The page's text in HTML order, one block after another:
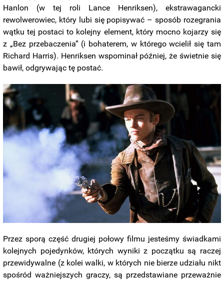
Hanlon (w tej roli Lance Henriksen), ekstrawagancki
rewolwerowiec, który lubi się popisywać – sposób rozegrania
wątku tej postaci to kolejny element, który mocno kojarzy się
z „Bez przebaczenia” (i bohaterem, w którego wcielił się tam
Richard Harris). Henriksen wspominał później, że świetnie się
bawił, odgrywając tę postać.
Przez sporą część drugiej połowy filmu jesteśmy świadkami
kolejnych pojedynków, których wyniki z początku są raczej
przewidywalne (z kolei walki, w których nie bierze udziału nikt
spośród ważniejszych graczy, są przedstawiane przeważnie